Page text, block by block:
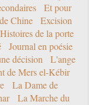
Et pour
Chine
Excision
Histoires de la porte
Journal en poésie
décision
L'ange
de Mers el-Kébir
La Dame de
La Marche du